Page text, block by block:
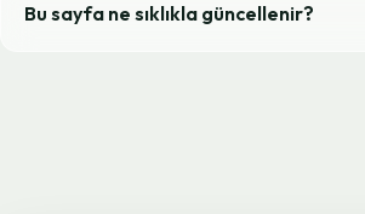
Bu sayfa ne sıklıkla güncellenir?